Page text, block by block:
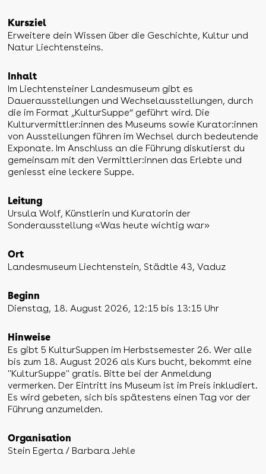
Kursziel
Erweitere dein Wissen über die Geschichte, Kultur und
Natur Liechtensteins.
Inhalt
Im Liechtensteiner Landesmuseum gibt es
Dauerausstellungen und Wechselausstellungen, durch
die im Format „KulturSuppe“ geführt wird. Die
Kulturvermittler:innen des Museums sowie Kurator:innen
von Ausstellungen führen im Wechsel durch bedeutende
Exponate. Im Anschluss an die Führung diskutierst du
gemeinsam mit den Vermittler:innen das Erlebte und
geniesst eine leckere Suppe.
Leitung
Ursula Wolf, Künstlerin und Kuratorin der
Sonderausstellung «Was heute wichtig war»
Ort
Landesmuseum Liechtenstein, Städtle 43, Vaduz
Beginn
Dienstag, 18. August 2026, 12:15 bis 13:15 Uhr
Hinweise
Es gibt 5 KulturSuppen im Herbstsemester 26. Wer alle
bis zum 18. August 2026 als Kurs bucht, bekommt eine
"KulturSuppe" gratis. Bitte bei der Anmeldung
vermerken. Der Eintritt ins Museum ist im Preis inkludiert.
Es wird gebeten, sich bis spätestens einen Tag vor der
Führung anzumelden.
Organisation
Stein Egerta / Barbara Jehle